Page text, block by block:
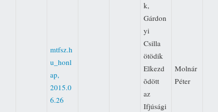
mtfsz.h
u_honl
ap,
2015.0
6.26
k,
Gárdon
yi
Csilla
ötödik 
Elkezd
õdött
az
Ifjúsági
Molnár
Péter